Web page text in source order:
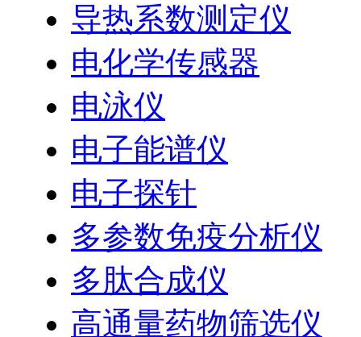
导热系数测定仪
电化学传感器
电泳仪
电子能谱仪
电子探针
多参数免疫分析仪
多肽合成仪
高通量药物筛选仪